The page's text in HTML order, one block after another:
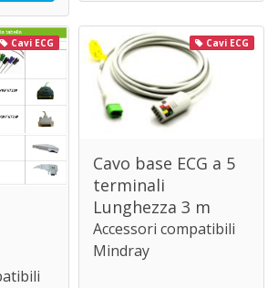
Cavi ECG Cavi ECG
Cavo base ECG a 5
terminali
Lunghezza 3 m
Accessori compatibili
Mindray